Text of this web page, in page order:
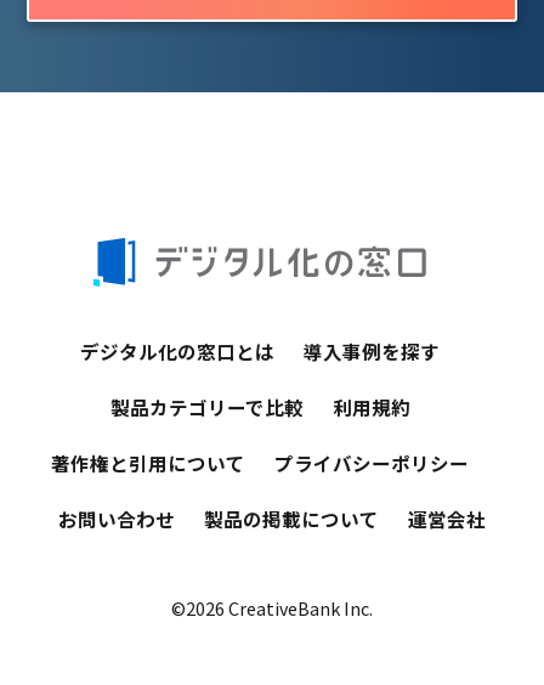
デジタル化の窓口とは 導入事例を探す
製品カテゴリーで比較 利用規約
著作権と引用について プライバシーポリシー
お問い合わせ 製品の掲載について 運営会社
©2026 CreativeBank Inc.